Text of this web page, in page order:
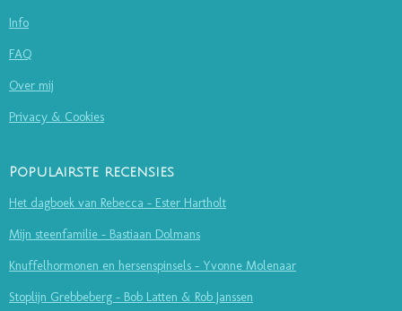
Info
FAQ
Over mij
Privacy & Cookies
Populairste recensies
Het dagboek van Rebecca - Ester Hartholt
Mijn steenfamilie - Bastiaan Dolmans
Knuffelhormonen en hersenspinsels - Yvonne Molenaar
Stoplijn Grebbeberg - Bob Latten & Rob Janssen